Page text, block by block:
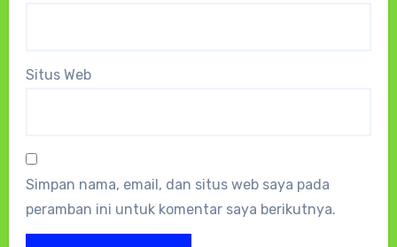
Situs Web
Simpan nama, email, dan situs web saya pada
peramban ini untuk komentar saya berikutnya.